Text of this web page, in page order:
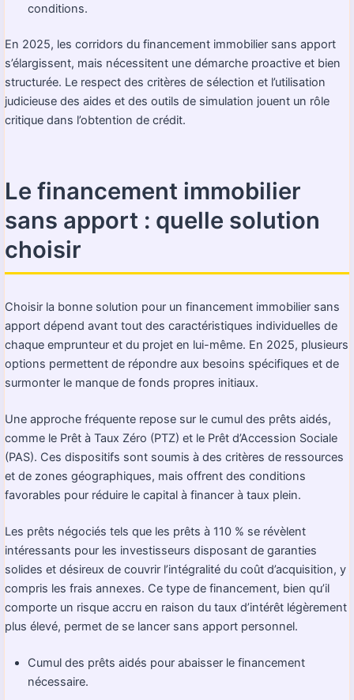
conditions.
En 2025, les corridors du financement immobilier sans apport
s’élargissent, mais nécessitent une démarche proactive et bien
structurée. Le respect des critères de sélection et l’utilisation
judicieuse des aides et des outils de simulation jouent un rôle
critique dans l’obtention de crédit.
Le financement immobilier
sans apport : quelle solution
choisir
Choisir la bonne solution pour un financement immobilier sans
apport dépend avant tout des caractéristiques individuelles de
chaque emprunteur et du projet en lui-même. En 2025, plusieurs
options permettent de répondre aux besoins spécifiques et de
surmonter le manque de fonds propres initiaux.
Une approche fréquente repose sur le cumul des prêts aidés,
comme le Prêt à Taux Zéro (PTZ) et le Prêt d’Accession Sociale
(PAS). Ces dispositifs sont soumis à des critères de ressources
et de zones géographiques, mais offrent des conditions
favorables pour réduire le capital à financer à taux plein.
Les prêts négociés tels que les prêts à 110 % se révèlent
intéressants pour les investisseurs disposant de garanties
solides et désireux de couvrir l’intégralité du coût d’acquisition, y
compris les frais annexes. Ce type de financement, bien qu’il
comporte un risque accru en raison du taux d’intérêt légèrement
plus élevé, permet de se lancer sans apport personnel.
Cumul des prêts aidés pour abaisser le financement
nécessaire.